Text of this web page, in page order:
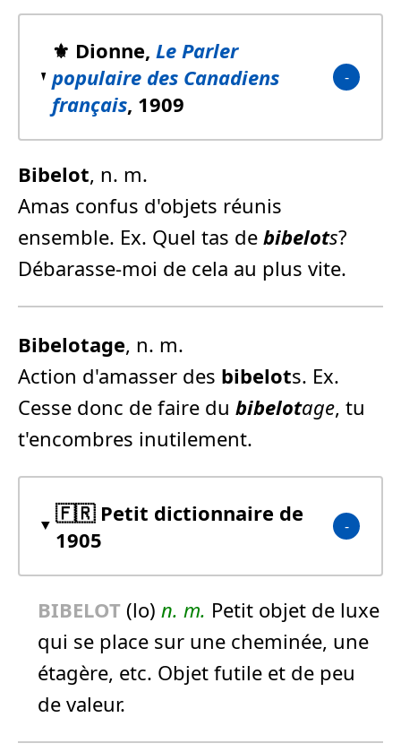
⚜️ Dionne, Le Parler
populaire des Canadiens
français, 1909
Bibelot, n. m.
Amas confus d'objets réunis
ensemble. Ex. Quel tas de bibelots?
Débarasse-moi de cela au plus vite.
Bibelotage, n. m.
Action d'amasser des bibelots. Ex.
Cesse donc de faire du bibelotage, tu
t'encombres inutilement.
🇫🇷 Petit dictionnaire de
1905
BIBELOT (lo) n. m. Petit objet de luxe
qui se place sur une cheminée, une
étagère, etc. Objet futile et de peu
de valeur.